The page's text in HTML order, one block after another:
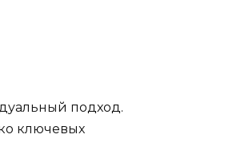
подход.
ключевых